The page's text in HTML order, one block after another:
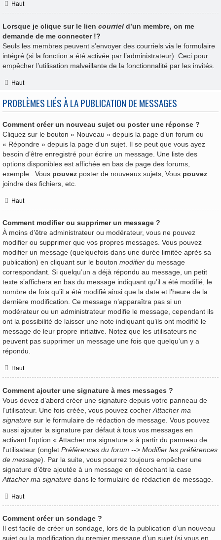
Haut
Lorsque je clique sur le lien courriel d’un membre, on me
demande de me connecter !?
Seuls les membres peuvent s’envoyer des courriels via le formulaire
intégré (si la fonction a été activée par l’administrateur). Ceci pour
empêcher l’utilisation malveillante de la fonctionnalité par les invités.
Haut
PROBLÈMES LIÉS À LA PUBLICATION DE MESSAGES
Comment créer un nouveau sujet ou poster une réponse ?
Cliquez sur le bouton « Nouveau » depuis la page d’un forum ou
« Répondre » depuis la page d’un sujet. Il se peut que vous ayez
besoin d’être enregistré pour écrire un message. Une liste des
options disponibles est affichée en bas de page des forums,
exemple : Vous pouvez poster de nouveaux sujets, Vous pouvez
joindre des fichiers, etc.
Haut
Comment modifier ou supprimer un message ?
À moins d’être administrateur ou modérateur, vous ne pouvez
modifier ou supprimer que vos propres messages. Vous pouvez
modifier un message (quelquefois dans une durée limitée après sa
publication) en cliquant sur le bouton modifier du message
correspondant. Si quelqu’un a déjà répondu au message, un petit
texte s’affichera en bas du message indiquant qu’il a été modifié, le
nombre de fois qu’il a été modifié ainsi que la date et l’heure de la
dernière modification. Ce message n’apparaîtra pas si un
modérateur ou un administrateur modifie le message, cependant ils
ont la possibilité de laisser une note indiquant qu’ils ont modifié le
message de leur propre initiative. Notez que les utilisateurs ne
peuvent pas supprimer un message une fois que quelqu’un y a
répondu.
Haut
Comment ajouter une signature à mes messages ?
Vous devez d’abord créer une signature depuis votre panneau de
l’utilisateur. Une fois créée, vous pouvez cocher Attacher ma
signature sur le formulaire de rédaction de message. Vous pouvez
aussi ajouter la signature par défaut à tous vos messages en
activant l’option « Attacher ma signature » à partir du panneau de
l’utilisateur (onglet Préférences du forum --> Modifier les préférences
de message). Par la suite, vous pourrez toujours empêcher une
signature d’être ajoutée à un message en décochant la case
Attacher ma signature dans le formulaire de rédaction de message.
Haut
Comment créer un sondage ?
Il est facile de créer un sondage, lors de la publication d’un nouveau
sujet ou la modification du premier message d’un sujet (si vous en